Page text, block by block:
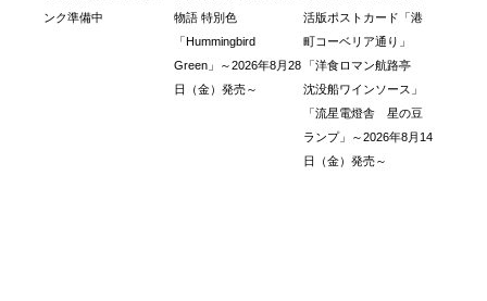
ンク準備中
物語 特別色
「Hummingbird
Green」～2026年8月28
日（金）発売～
活版ポストカード「港
町コーベリア通り」
「洋食ロマン航路亭
沈没船ワインソース」
「流星電燈舎 星の豆
ランプ」～2026年8月14
日（金）発売～